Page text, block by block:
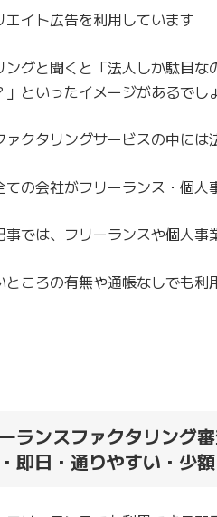
イト広告を利用しています
ングと聞くと「法人しか駄目
といったイメージがあるでし
ァクタリングサービスの中には
ての会社がフリーランス・個人
事では、フリーランスや個人事
ところの有無や通帳なしでも
ランスファクタリング
即日・通りやすい・少額